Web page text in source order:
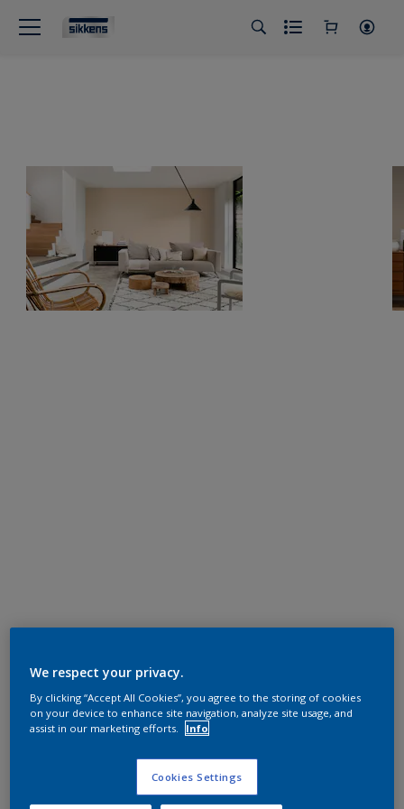
We respect your privacy.
By clicking “Accept All Cookies”, you agree to the storing of cookies
on your device to enhance site navigation, analyze site usage, and
assist in our marketing efforts.
Info
Cookies Settings